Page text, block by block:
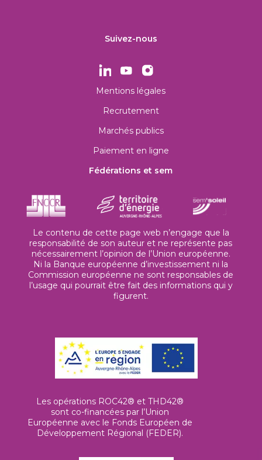
Suivez-nous
Mentions légales
Recrutement
Marchés publics
Paiement en ligne
Fédérations et sem
Le contenu de cette page web n’engage que la
responsabilité de son auteur et ne représente pas
nécessairement l’opinion de l’Union européenne.
Ni la Banque européenne d’investissement ni la
Commission européenne ne sont responsables de
l’usage qui pourrait être fait des informations qui y
figurent.
Les opérations ROC42® et THD42®
sont co-financées par l’Union
Européenne avec le Fonds Européen de
Développement Régional (FEDER).